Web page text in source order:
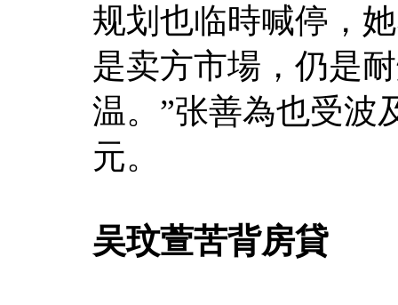
规划也临時喊停，
是卖方市場，仍是
温。”张善為也受波
元。
吴玟萱苦背房貸